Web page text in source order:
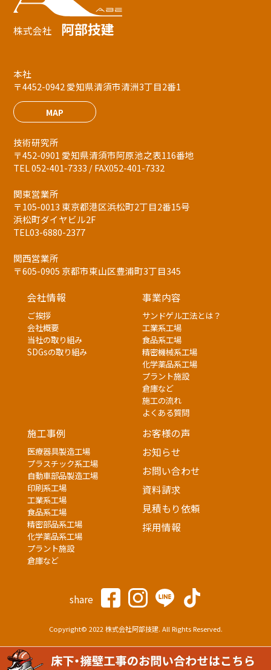
株式会社 阿部技建
本社
〒4452-0942 愛知県清須市清洲3丁目2番1
MAP
技術研究所
〒452-0901 愛知県清須市阿原池之表116番地
TEL 052-401-7333 / FAX052-401-7332
関東営業所
〒105-0013 東京都港区浜松町2丁目2番15号
浜松町ダイヤビル2F
TEL03-6880-2377
関西営業所
〒605-0905 京都市東山区豊浦町3丁目345
会社情報
ご挨拶
会社概要
当社の取り組み
SDGsの取り組み
事業内容
サンドゲル工法とは？
工業系工場
食品系工場
精密機械系工場
化学薬品系工場
プラント施設
倉庫など
施工の流れ
よくある質問
施工事例
医療器具製造工場
プラスチック系工場
自動車部品製造工場
印刷系工場
工業系工場
食品系工場
精密部品系工場
化学薬品系工場
プラント施設
倉庫など
お客様の声
お知らせ
お問い合わせ
資料請求
見積もり依頼
採用情報
share
Copyright© 2022 株式会社阿部技建. All Rights Reserved.